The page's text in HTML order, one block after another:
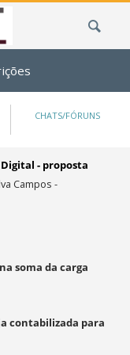
CHATS/FÓRUNS
- proposta
Campos -
soma da carga
contabilizada para